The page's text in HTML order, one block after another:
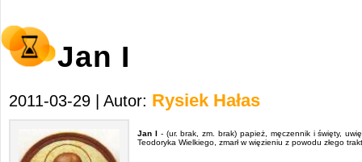
Jan I
2011-03-29 | Autor: Rysiek Hałas
Jan I- (ur. brak, zm. brak) papież, męczennik i święty,
Teodoryka Wielkiego, zmarł w więzieniu z powodu złego